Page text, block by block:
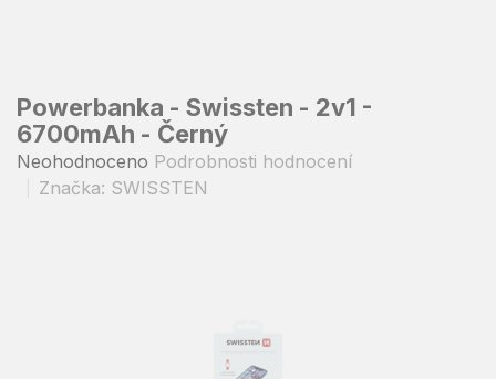
Powerbanka - Swissten - 2v1 -
6700mAh - Černý
Průměrné
hodnocení
Neohodnoceno Podrobnosti hodnocení
Značka: SWISSTEN